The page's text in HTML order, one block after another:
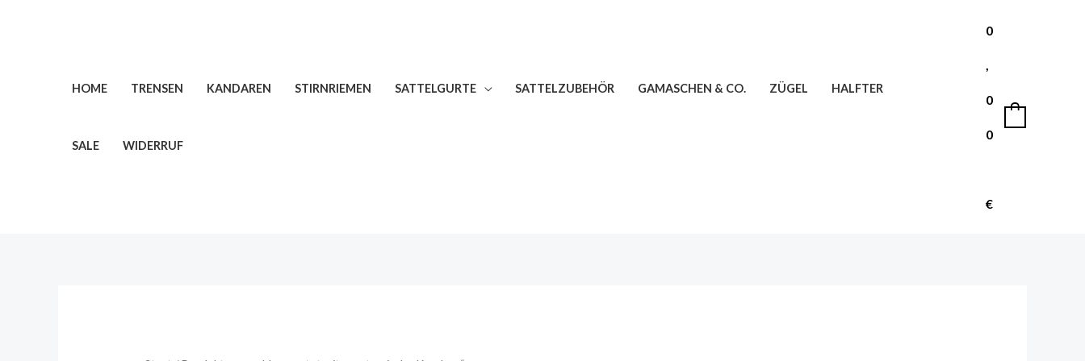
HOME TRENSEN KANDAREN STIRNRIEMEN SATTELGURTE SATTELZUBEHÖR GAMASCHEN & CO. ZÜGEL HALFTER
SALE WIDERRUF
0
,
0
0
€